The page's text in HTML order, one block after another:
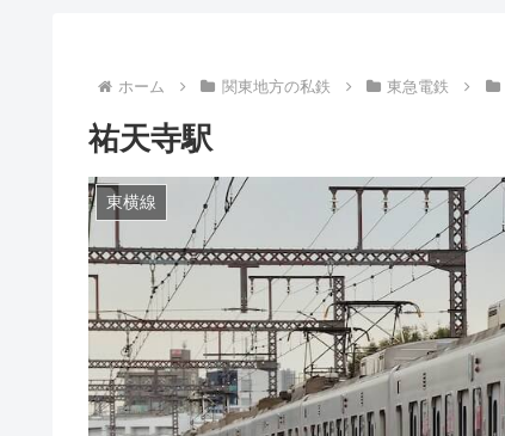
ホーム 関東地方の私鉄 東急電鉄
祐天寺駅
東横線